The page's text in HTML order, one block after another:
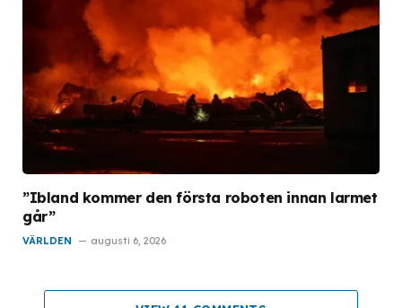
”Ibland kommer den första roboten innan larmet
går”
VÄRLDEN augusti 6, 2026